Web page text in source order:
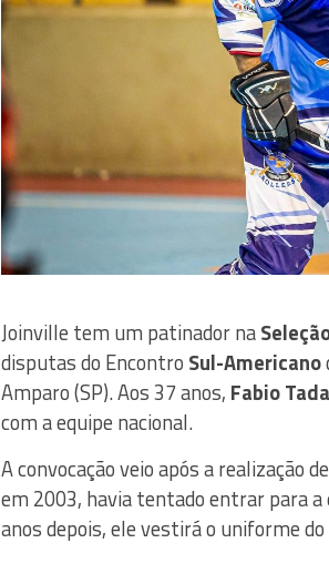
Joinville tem um patinador na
disputas do Encontro Sul-Americano
Amparo (SP). Aos 37 anos, Fabio
com a equipe nacional.
A convocação veio após a realização
em 2003, havia tentado entrar para
anos depois, ele vestirá o uniforme do